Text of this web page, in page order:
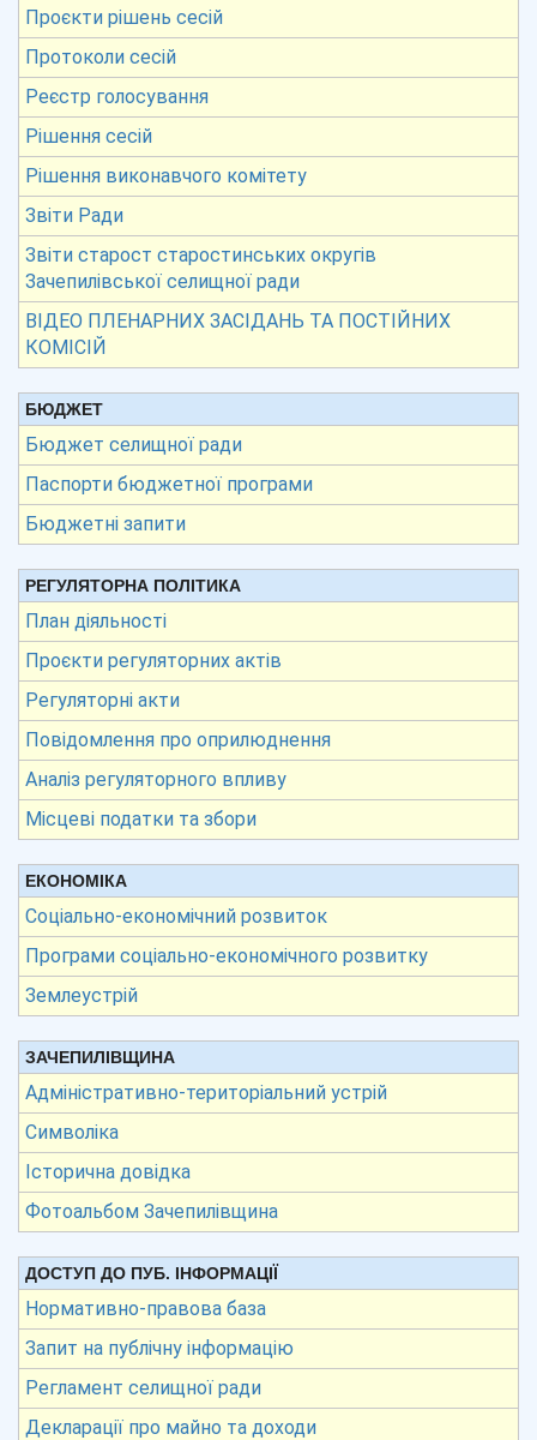
Проєкти рішень сесій
Протоколи сесій
Реєстр голосування
Рішення сесій
Рішення виконавчого комітету
Звіти Ради
Звіти старост старостинських округів
Зачепилівської селищної ради
ВІДЕО ПЛЕНАРНИХ ЗАСІДАНЬ ТА ПОСТІЙНИХ
КОМІСІЙ
БЮДЖЕТ
Бюджет селищної ради
Паспорти бюджетної програми
Бюджетні запити
РЕГУЛЯТОРНА ПОЛІТИКА
План діяльності
Проєкти регуляторних актів
Регуляторні акти
Повідомлення про оприлюднення
Аналіз регуляторного впливу
Місцеві податки та збори
ЕКОНОМІКА
Соціально-економічний розвиток
Програми соціально-економічного розвитку
Землеустрій
ЗАЧЕПИЛІВЩИНА
Адміністративно-територіальний устрій
Символіка
Історична довідка
Фотоальбом Зачепилівщина
ДОСТУП ДО ПУБ. ІНФОРМАЦІЇ
Нормативно-правова база
Запит на публічну інформацію
Регламент селищної ради
Декларації про майно та доходи